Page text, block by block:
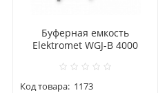
Буферная емкость
Elektromet WGJ-B 4000
Код товара: 1173